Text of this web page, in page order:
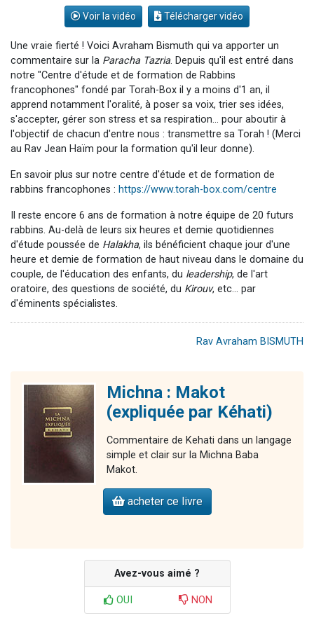
Voir la vidéo Télécharger vidéo
Une vraie fierté ! Voici Avraham Bismuth qui va apporter un
commentaire sur la Paracha Tazria. Depuis qu'il est entré dans
notre "Centre d'étude et de formation de Rabbins
francophones" fondé par Torah-Box il y a moins d'1 an, il
apprend notamment l'oralité, à poser sa voix, trier ses idées,
s'accepter, gérer son stress et sa respiration... pour aboutir à
l'objectif de chacun d'entre nous : transmettre sa Torah ! (Merci
au Rav Jean Haïm pour la formation qu'il leur donne).
En savoir plus sur notre centre d'étude et de formation de
rabbins francophones : https://www.torah-box.com/centre
Il reste encore 6 ans de formation à notre équipe de 20 futurs
rabbins. Au-delà de leurs six heures et demie quotidiennes
d'étude poussée de Halakha, ils bénéficient chaque jour d'une
heure et demie de formation de haut niveau dans le domaine du
couple, de l'éducation des enfants, du leadership, de l'art
oratoire, des questions de société, du Kirouv, etc... par
d'éminents spécialistes.
Rav Avraham BISMUTH
Michna : Makot
(expliquée par Kéhati)
Commentaire de Kehati dans un langage
simple et clair sur la Michna Baba
Makot.
acheter ce livre
Avez-vous aimé ?
OUI NON